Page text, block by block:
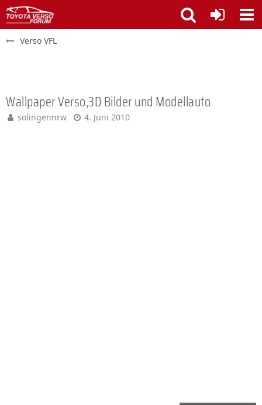
Verso VFL
Wallpaper Verso,3D Bilder und Modellauto
solingennrw 4. Juni 2010